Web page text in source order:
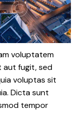
voluptatem
aut fugit, sed
voluptas sit
Dicta sunt
tempor